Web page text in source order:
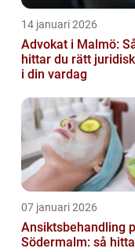
14 januari 2026
Advokat i Malmö:
hittar du rätt
i din vardag
07 januari 2026
Ansiktsbehandling
Södermalm: så